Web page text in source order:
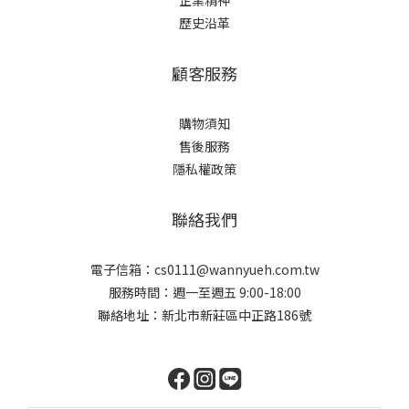
歷史沿革
顧客服務
購物須知
售後服務
隱私權政策
聯絡我們
電子信箱：cs0111@wannyueh.com.tw
服務時間：週一至週五 9:00-18:00
聯絡地址：新北市新莊區中正路186號